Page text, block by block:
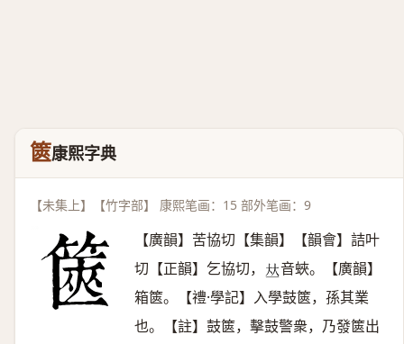
篋康熙字典
【未集上】【竹字部】 康熙笔画：15 部外笔画：9
【廣韻】苦協切【集韻】【韻會】詰叶
切【正韻】乞協切， 𠀤音蛺。【廣韻】
箱篋。【禮·學記】入學鼓篋，孫其業
也。【註】鼓篋，擊鼓警衆，乃發篋出